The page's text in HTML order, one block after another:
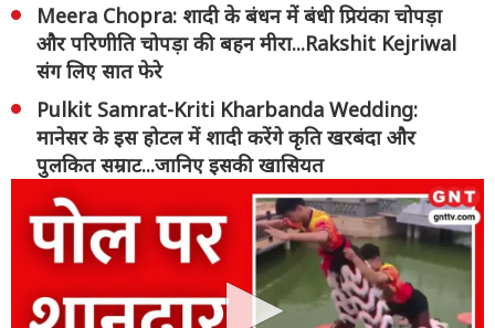
Meera Chopra: शादी के बंधन में बंधी प्रियंका चोपड़ा
और परिणीति चोपड़ा की बहन मीरा...Rakshit Kejriwal
संग लिए सात फेरे
Pulkit Samrat-Kriti Kharbanda Wedding:
मानेसर के इस होटल में शादी करेंगे कृति खरबंदा और
पुलकित सम्राट...जानिए इसकी खासियत